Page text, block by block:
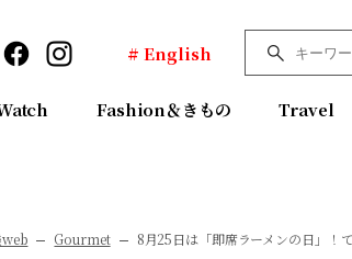
# English
Fashion＆きもの Travel
Gourmet 8月25日は「即席ラーメンの日」！